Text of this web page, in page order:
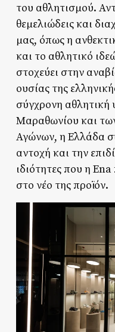
του αθλητισμού.
θεμελιώδεις και
μας, όπως η
και το αθλητικό
στοχεύει στην
ουσίας της
σύγχρονη αθλητική
Mαραθωνίου και
Αγώνων, η Ελλάδα
αντοχή και την
ιδιότητες που η
στο νέο της προϊόν.